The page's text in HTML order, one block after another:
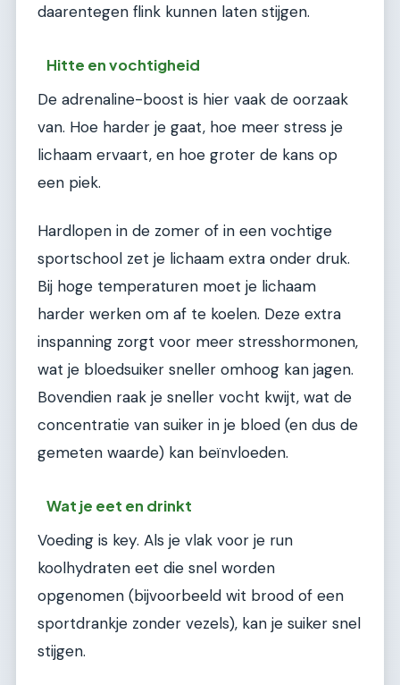
daarentegen flink kunnen laten stijgen.
Hitte en vochtigheid
De adrenaline-boost is hier vaak de oorzaak
van. Hoe harder je gaat, hoe meer stress je
lichaam ervaart, en hoe groter de kans op
een piek.
Hardlopen in de zomer of in een vochtige
sportschool zet je lichaam extra onder druk.
Bij hoge temperaturen moet je lichaam
harder werken om af te koelen. Deze extra
inspanning zorgt voor meer stresshormonen,
wat je bloedsuiker sneller omhoog kan jagen.
Bovendien raak je sneller vocht kwijt, wat de
concentratie van suiker in je bloed (en dus de
gemeten waarde) kan beïnvloeden.
Wat je eet en drinkt
Voeding is key. Als je vlak voor je run
koolhydraten eet die snel worden
opgenomen (bijvoorbeeld wit brood of een
sportdrankje zonder vezels), kan je suiker snel
stijgen.